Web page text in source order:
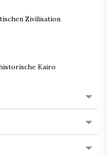
Zivilisation
Kairo